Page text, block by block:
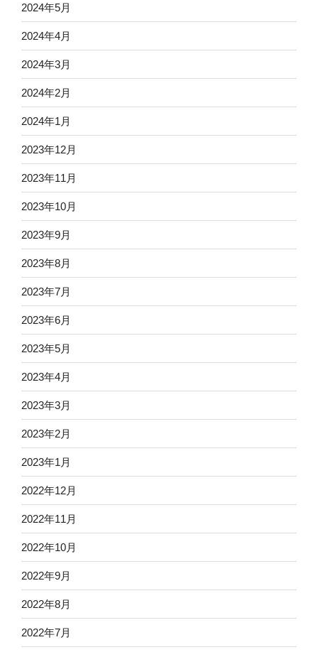
2024年5月
2024年4月
2024年3月
2024年2月
2024年1月
2023年12月
2023年11月
2023年10月
2023年9月
2023年8月
2023年7月
2023年6月
2023年5月
2023年4月
2023年3月
2023年2月
2023年1月
2022年12月
2022年11月
2022年10月
2022年9月
2022年8月
2022年7月